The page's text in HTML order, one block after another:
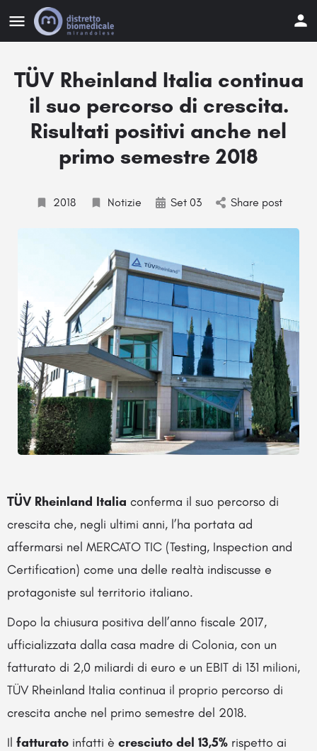
TÜV Rheinland Italia continua
il suo percorso di crescita.
Risultati positivi anche nel
primo semestre 2018
2018 Notizie Set 03 Share post
TÜV Rheinland Italia conferma il suo percorso di
crescita che, negli ultimi anni, l’ha portata ad
affermarsi nel MERCATO TIC (Testing, Inspection and
Certification) come una delle realtà indiscusse e
protagoniste sul territorio italiano.
Dopo la chiusura positiva dell’anno fiscale 2017,
ufficializzata dalla casa madre di Colonia, con un
fatturato di 2,0 miliardi di euro e un EBIT di 131 milioni,
TÜV Rheinland Italia continua il proprio percorso di
crescita anche nel primo semestre del 2018.
Il fatturato infatti è cresciuto del 13,5% rispetto ai